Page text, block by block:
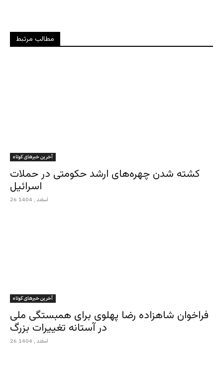
مطالب مرتبط
آخرین خبرهای کوتاه
کشته شدن چهره‌های ارشد حکومتی در حملات
اسرائیل
26 اسفند , 1404
آخرین خبرهای کوتاه
فراخوان شاهزاده رضا پهلوی برای همبستگی ملی
در آستانه تغییرات بزرگ
26 اسفند , 1404